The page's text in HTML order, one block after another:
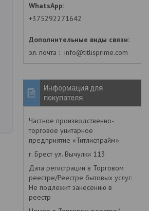
+375292271642
эл. почта info@titlisprime.com
Информация для
покупателя
Частное производственно-
торговое унитарное
предприятие «Титлиспрайм».
г. Брест ул. Вычулки 113
Дата регистрации в Торговом
реестре/Реестре бытовых услуг:
Не подлежит занесению в
реестр